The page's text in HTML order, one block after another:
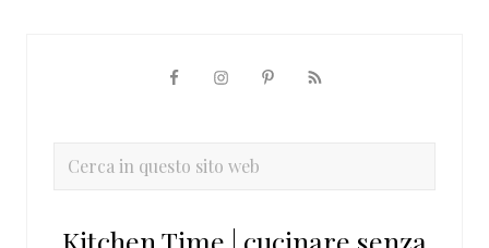
primaria
Cerca
sito